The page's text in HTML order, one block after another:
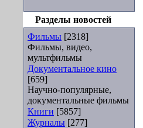
Разделы новостей
Фильмы [2318]
Фильмы, видео,
мультфильмы
Документальное кино
[659]
Научно-популярные,
документальные фильмы
Книги [5857]
Журналы [277]